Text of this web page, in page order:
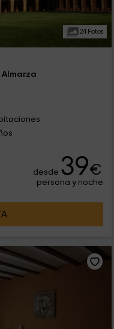
24 Fotos
desde 39€
persona y noche